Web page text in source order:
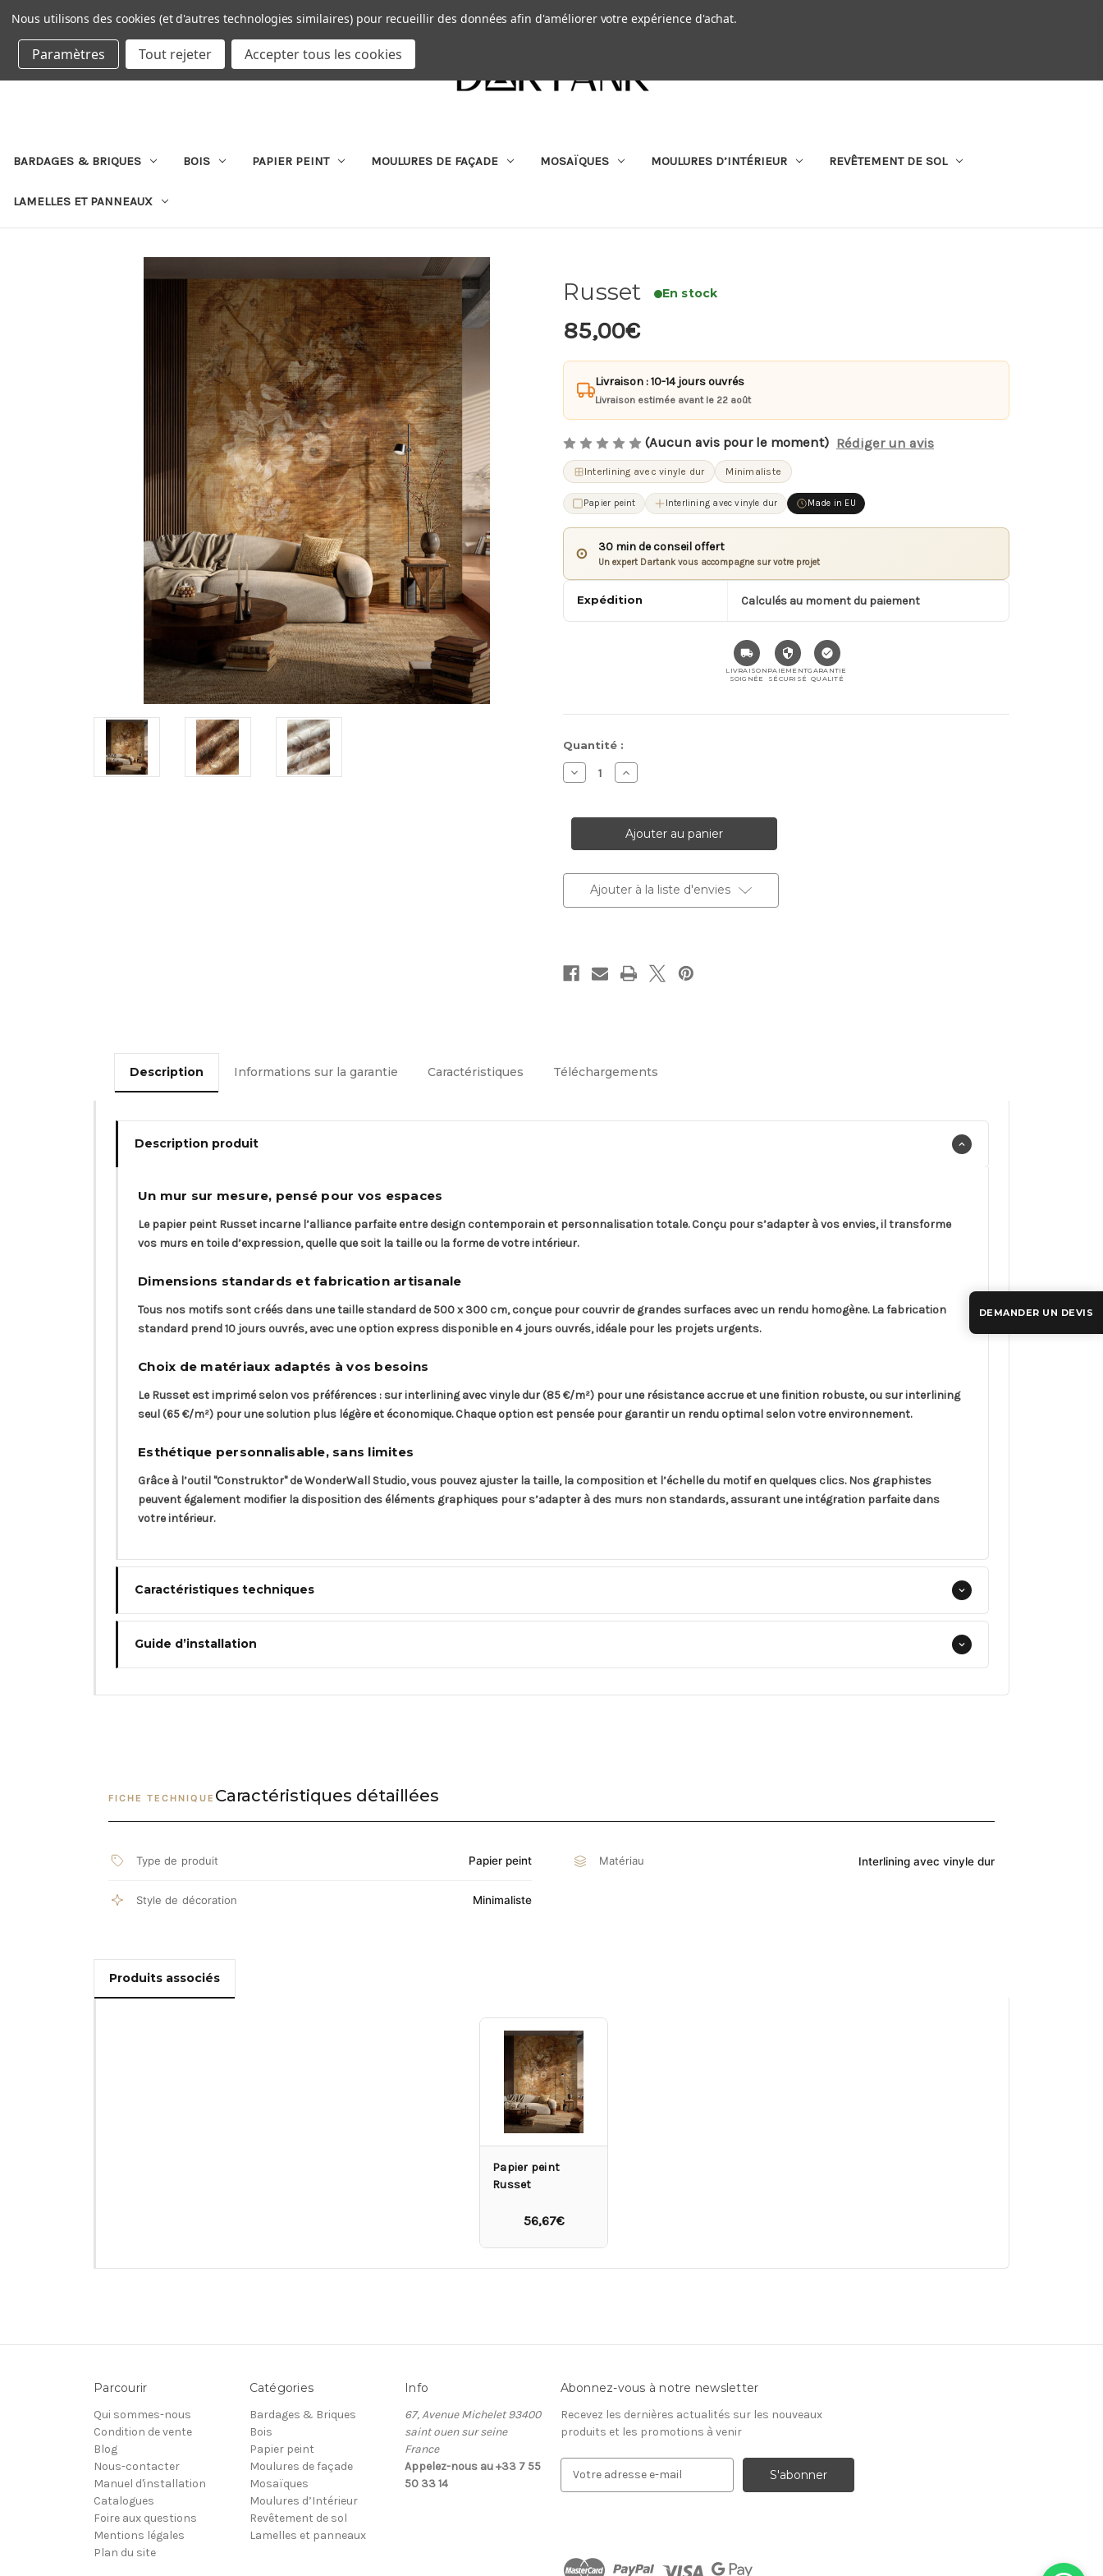
DEVISE : EUR
| RECHERCHER QUI SOMMES-NOUS
BARDAGES & BRIQUES BOIS PAPIER PEINT MOULURES DE FAÇADE MOSAÏQUES MOULURES D’INTÉRIEUR REVÊTEMENT DE SOL
LAMELLES ET PANNEAUX
Russet En stock
85,00€
Livraison : 10-14 jours ouvrés
Livraison estimée avant le 22 août
(Aucun avis pour le moment) Rédiger un avis
Interlining avec vinyle dur Minimaliste
Papier peint Interlining avec vinyle dur Made in EU
⊙ 30 min de conseil offert
Un expert Dartank vous accompagne sur votre projet
Expédition Calculés au moment du paiement
LIVRAISON
SOIGNÉE
PAIEMENT
SÉCURISÉ
GARANTIE
QUALITÉ
Stock
actuel :
Quantité :
Diminuer
la
Russet
Augmenter
la
Russet
Ajouter à la liste d'envies
Description Informations sur la garantie Caractéristiques Téléchargements
Description produit
Un mur sur mesure, pensé pour vos espaces
Le papier peint Russet incarne l’alliance parfaite entre design contemporain et personnalisation totale. Conçu pour s’adapter à vos envies, il transforme
vos murs en toile d’expression, quelle que soit la taille ou la forme de votre intérieur.
Dimensions standards et fabrication artisanale
Tous nos motifs sont créés dans une taille standard de 500 x 300 cm, conçue pour couvrir de grandes surfaces avec un rendu homogène. La fabrication
standard prend 10 jours ouvrés, avec une option express disponible en 4 jours ouvrés, idéale pour les projets urgents.
Choix de matériaux adaptés à vos besoins
Le Russet est imprimé selon vos préférences : sur interlining avec vinyle dur (85 €/m²) pour une résistance accrue et une finition robuste, ou sur interlining
seul (65 €/m²) pour une solution plus légère et économique. Chaque option est pensée pour garantir un rendu optimal selon votre environnement.
Esthétique personnalisable, sans limites
Grâce à l’outil "Construktor" de WonderWall Studio, vous pouvez ajuster la taille, la composition et l’échelle du motif en quelques clics. Nos graphistes
peuvent également modifier la disposition des éléments graphiques pour s’adapter à des murs non standards, assurant une intégration parfaite dans
votre intérieur.
Caractéristiques techniques
Guide d’installation
FICHE TECHNIQUE Caractéristiques détaillées
Type de produit Papier peint Matériau Interlining avec vinyle dur
Style de décoration Minimaliste
Produits associés
Papier peint
Russet
56,67€
Parcourir
Qui sommes-nous
Condition de vente
Blog
Nous-contacter
Manuel d'installation
Catalogues
Foire aux questions
Mentions légales
Plan du site
Catégories
Bardages & Briques
Bois
Papier peint
Moulures de façade
Mosaïques
Moulures d’Intérieur
Revêtement de sol
Lamelles et panneaux
Info
67, Avenue Michelet 93400
saint ouen sur seine
France
Appelez-nous au +33 7 55
50 33 14
Abonnez-vous à notre newsletter
Recevez les dernières actualités sur les nouveaux
produits et les promotions à venir
e
Nous utilisons des cookies (et d'autres technologies similaires) pour recueillir des données afin d'améliorer votre expérience d'achat.
Paramètres Tout rejeter Accepter tous les cookies
DEMANDER UN DEVIS